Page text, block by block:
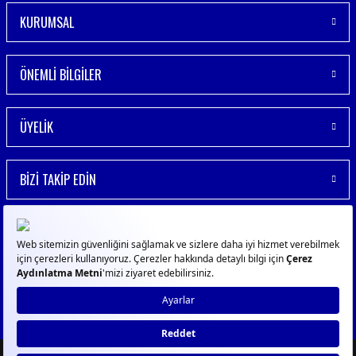
KURUMSAL
ÖNEMLİ BİLGİLER
ÜYELİK
BİZİ TAKİP EDİN